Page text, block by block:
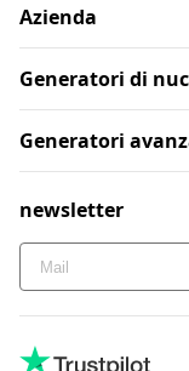
Azienda
Generatori di
Generatori
newsletter